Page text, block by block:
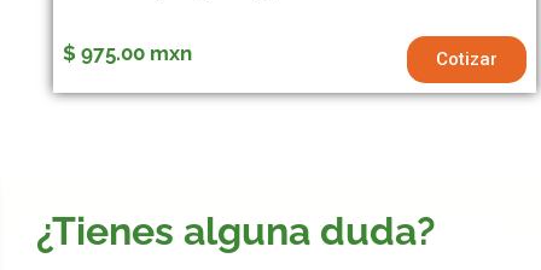
$ 975.00 mxn Cotizar
¿Tienes alguna duda?